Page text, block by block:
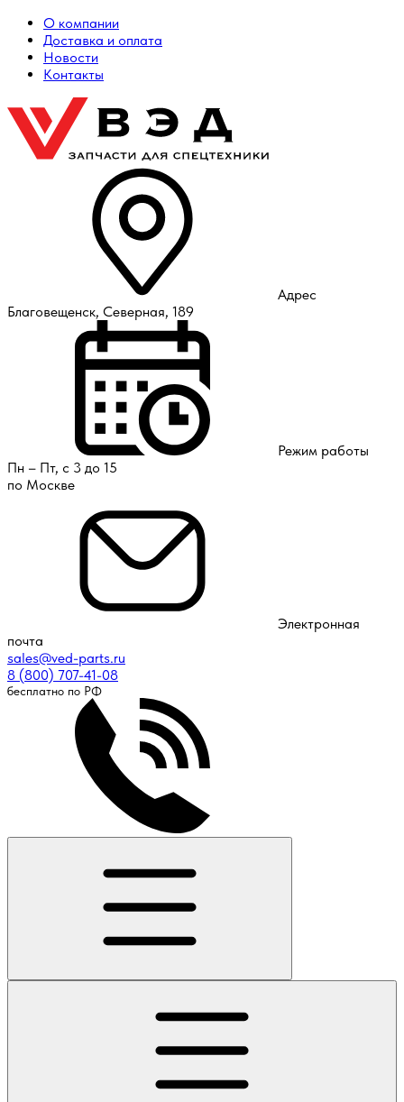
О компании
Доставка и оплата
Новости
Контакты
Адрес
Благовещенск, Северная, 189
Режим работы
Пн – Пт, с 3 до 15
по Москве
Электронная
почта
sales@ved-parts.ru
8 (800) 707-41-08
бесплатно по РФ